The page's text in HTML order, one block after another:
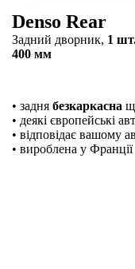
Denso Rear
Задний дворник, 1
400 мм
• задня безкаркасна
• деякі європейські
• відповідає вашому
• вироблена у Франції